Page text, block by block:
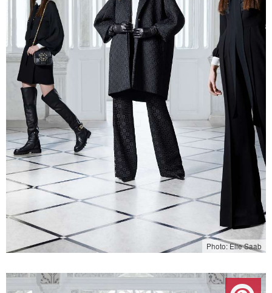
Photo: Elie Saab